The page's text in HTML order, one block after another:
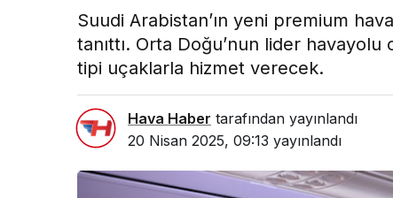
Suudi Arabistan’ın yeni premium
tanıttı. Orta Doğu’nun lider
tipi uçaklarla hizmet verecek.
Hava Haber tarafından yayınlandı
20 Nisan 2025, 09:13 yayınlandı